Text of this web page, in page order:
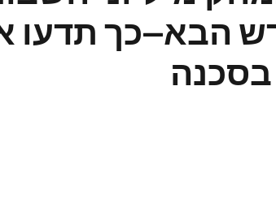
הבא—כך תדעו